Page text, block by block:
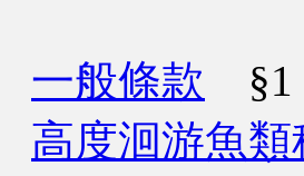
一般條款 §1
高度洄游魚